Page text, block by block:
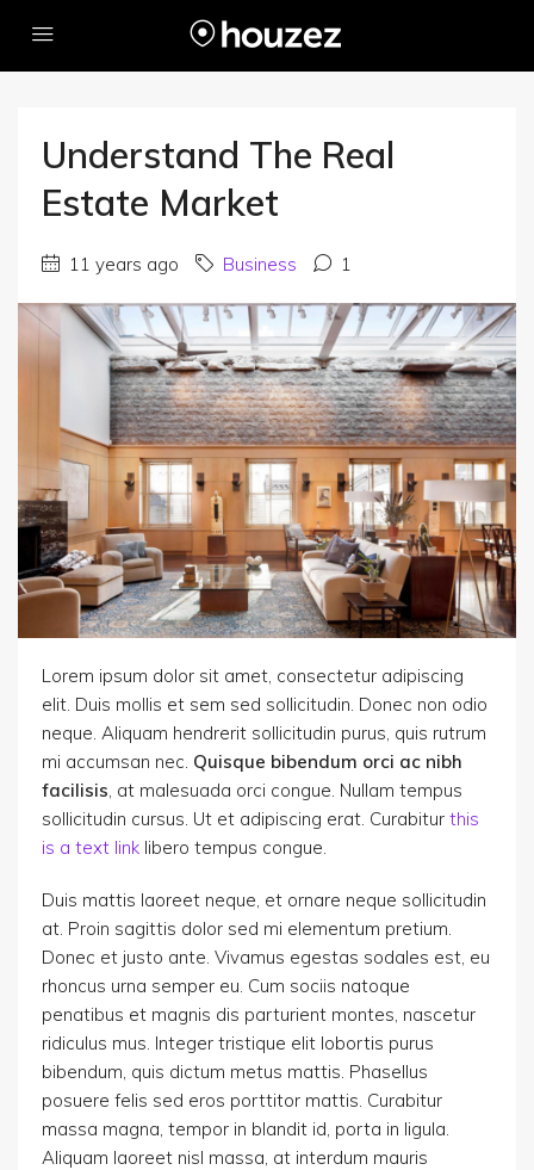
Understand The Real
Estate Market
11 years ago Business 1
Lorem ipsum dolor sit amet, consectetur adipiscing
elit. Duis mollis et sem sed sollicitudin. Donec non odio
neque. Aliquam hendrerit sollicitudin purus, quis rutrum
mi accumsan nec. Quisque bibendum orci ac nibh
facilisis , at malesuada orci congue. Nullam tempus
sollicitudin cursus. Ut et adipiscing erat. Curabitur this
is a text link libero tempus congue.
Duis mattis laoreet neque, et ornare neque sollicitudin
at. Proin sagittis dolor sed mi elementum pretium.
Donec et justo ante. Vivamus egestas sodales est, eu
rhoncus urna semper eu. Cum sociis natoque
penatibus et magnis dis parturient montes, nascetur
ridiculus mus. Integer tristique elit lobortis purus
bibendum, quis dictum metus mattis. Phasellus
posuere felis sed eros porttitor mattis. Curabitur
massa magna, tempor in blandit id, porta in ligula.
Aliquam laoreet nisl massa, at interdum mauris